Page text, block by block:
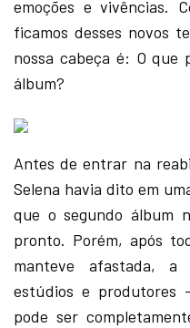
emoções e vivências.
ficamos desses novos
nossa cabeça é: O que
álbum?
Antes de entrar na
Selena havia dito em
que o segundo álbum
pronto. Porém, após
manteve afastada,
estúdios e produtores
pode ser